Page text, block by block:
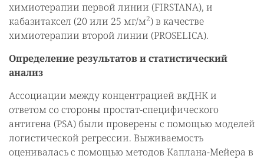
химиотерапии первой линии (FIRSTANA), и
кабазитаксел (20 или 25 мг/м2) в качестве
химиотерапии второй линии (PROSELICA).
Определение результатов и статистический
анализ
Ассоциации между концентрацией вкДНК и
ответом со стороны простат-специфического
антигена (PSA) были проверены с помощью моделей
логистической регрессии. Выживаемость
оценивалась с помощью методов Каплана-Мейера в